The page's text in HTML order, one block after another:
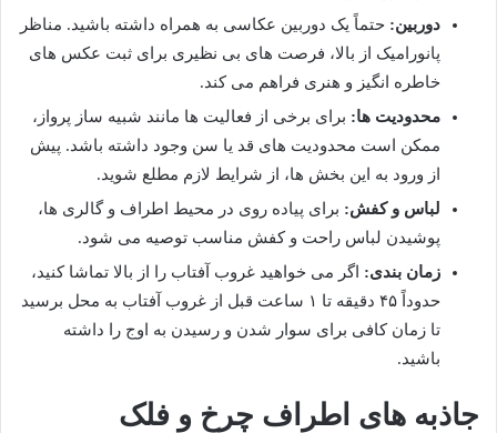
دوربین: حتماً یک دوربین عکاسی به همراه داشته باشید. مناظر
پانورامیک از بالا، فرصت های بی نظیری برای ثبت عکس های
خاطره انگیز و هنری فراهم می کند.
محدودیت ها: برای برخی از فعالیت ها مانند شبیه ساز پرواز،
ممکن است محدودیت های قد یا سن وجود داشته باشد. پیش
از ورود به این بخش ها، از شرایط لازم مطلع شوید.
لباس و کفش: برای پیاده روی در محیط اطراف و گالری ها،
پوشیدن لباس راحت و کفش مناسب توصیه می شود.
زمان بندی: اگر می خواهید غروب آفتاب را از بالا تماشا کنید،
حدوداً ۴۵ دقیقه تا ۱ ساعت قبل از غروب آفتاب به محل برسید
تا زمان کافی برای سوار شدن و رسیدن به اوج را داشته
باشید.
جاذبه های اطراف چرخ و فلک